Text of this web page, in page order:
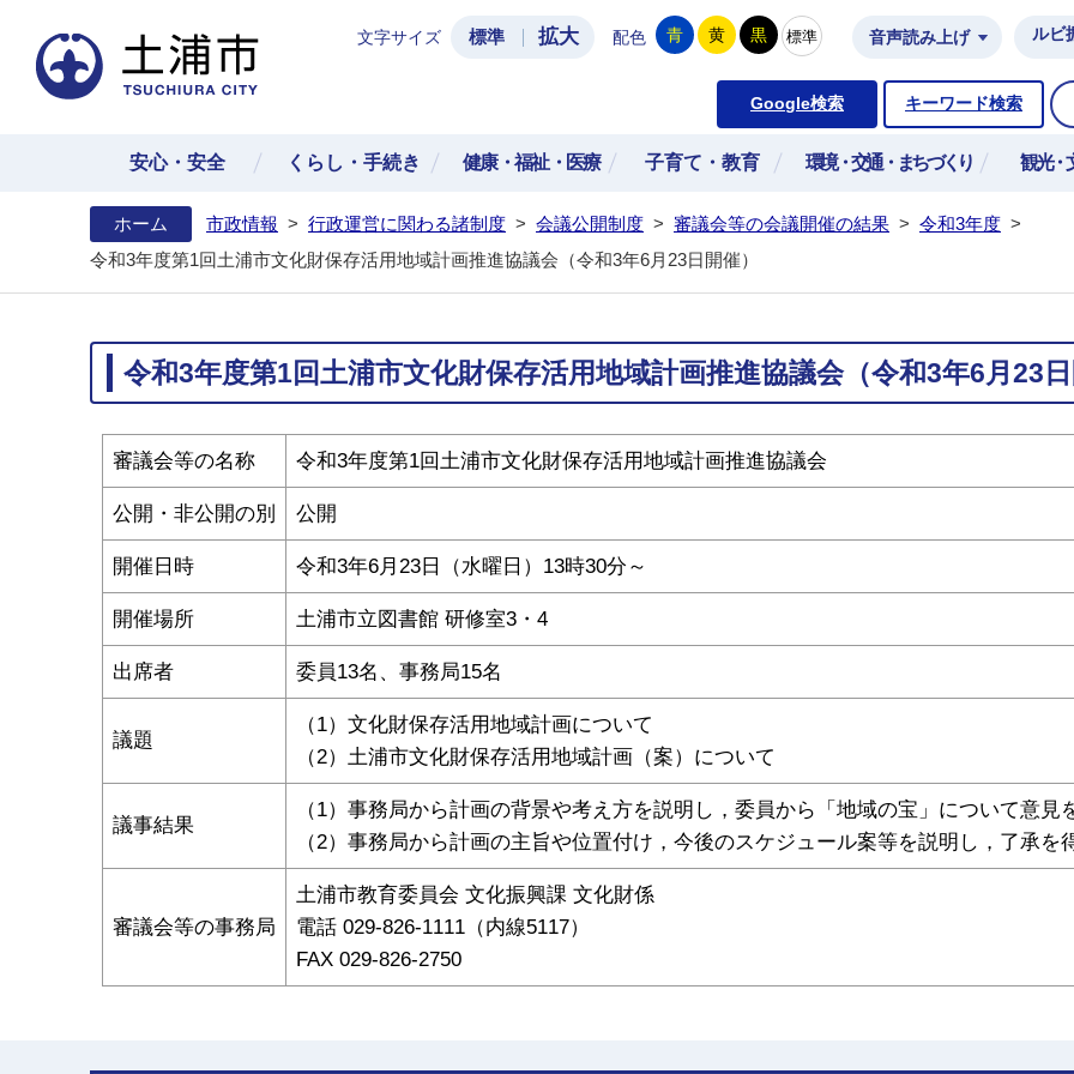
土浦市公式ホームページ
文字サイズ 標準 拡大 配色 青 黄 黒 標準 音声読み上げ ルビ
Google検索 キーワード検索
安心・安全 くらし・手続き 健康・福祉・医療 子育て・教育 環境・交通・まちづくり 観光・
ホーム 市政情報 > 行政運営に関わる諸制度 > 会議公開制度 > 審議会等の会議開催の結果 > 令和3年度 >
令和3年度第1回土浦市文化財保存活用地域計画推進協議会（令和3年6月23日開催）
令和3年度第1回土浦市文化財保存活用地域計画推進協議会（令和3年6月23日
審議会等の名称 令和3年度第1回土浦市文化財保存活用地域計画推進協議会
公開・非公開の別 公開
開催日時 令和3年6月23日（水曜日）13時30分～
開催場所 土浦市立図書館 研修室3・4
出席者 委員13名、事務局15名
議題
（1）文化財保存活用地域計画について
（2）土浦市文化財保存活用地域計画（案）について
議事結果
（1）事務局から計画の背景や考え方を説明し，委員から「地域の宝」について意見
（2）事務局から計画の主旨や位置付け，今後のスケジュール案等を説明し，了承を
審議会等の事務局
土浦市教育委員会 文化振興課 文化財係
電話 029-826-1111（内線5117）
FAX 029-826-2750